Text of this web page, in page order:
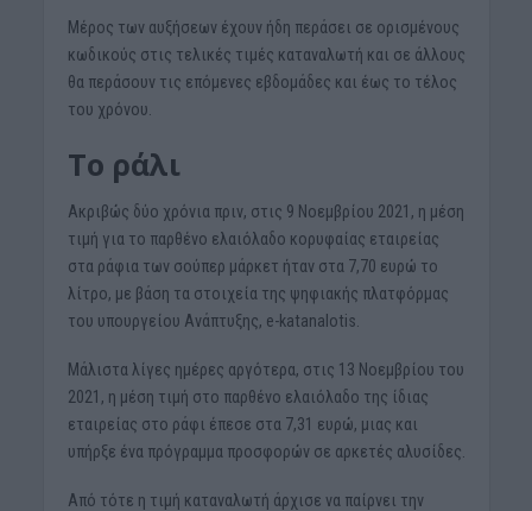
Μέρος των αυξήσεων έχουν ήδη περάσει σε ορισμένους
κωδικούς στις τελικές τιμές καταναλωτή και σε άλλους
θα περάσουν τις επόμενες εβδομάδες και έως το τέλος
του χρόνου.
Το ράλι
Ακριβώς δύο χρόνια πριν, στις 9 Νοεμβρίου 2021, η μέση
τιμή για το παρθένο ελαιόλαδο κορυφαίας εταιρείας
στα ράφια των σούπερ μάρκετ ήταν στα 7,70 ευρώ το
λίτρο, με βάση τα στοιχεία της ψηφιακής πλατφόρμας
του υπουργείου Ανάπτυξης, e-katanalotis.
Μάλιστα λίγες ημέρες αργότερα, στις 13 Νοεμβρίου του
2021, η μέση τιμή στο παρθένο ελαιόλαδο της ίδιας
εταιρείας στο ράφι έπεσε στα 7,31 ευρώ, μιας και
υπήρξε ένα πρόγραμμα προσφορών σε αρκετές αλυσίδες.
Από τότε η τιμή καταναλωτή άρχισε να παίρνει την